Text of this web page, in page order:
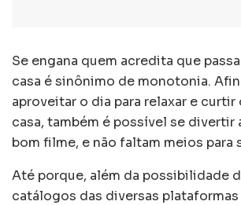
Se engana quem acredita que
casa é sinônimo de monotonia.
aproveitar o dia para relaxar e
casa, também é possível se divertir
bom filme, e não faltam meios para
Até porque, além da possibilidade
catálogos das diversas